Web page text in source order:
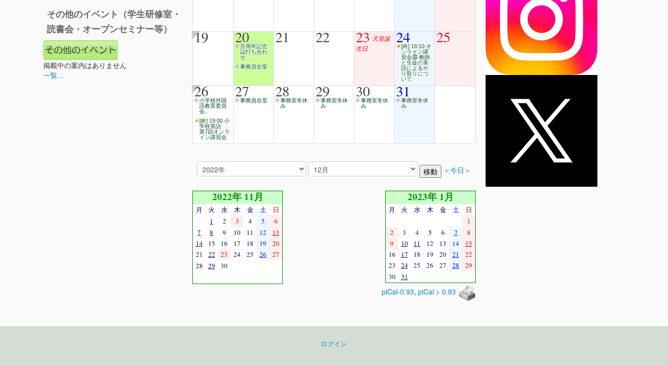
その他のイベント（学生研修室・
読書会・オープンセミナー等）
掲載中の案内はありません
一覧...
19 20
百周年記念
誌打ち合わ
せ
事務員在室
21 22 23 天皇誕
生日
24
[終] 18:10 オ
ンライン講
習会㉚ 教師
と生徒の英
語によるや
り取りにつ
いて
25
26
小学校外国
語教育委員
会..
[終] 19:00 小
学校英語
第7回オンラ
イン講習会
27
事務員在室 28
事務室冬休
み
29
事務室冬休
み
30
事務室冬休
み
31
事務室冬休
み
＜今日＞
2022年 11月
月 火 水 木 金 土
日
1
2 3 4 5
6
7
8 9 10 11 12
13
14
15 16 17 18 19
20
21
22 23 24 25 26
27
28
29 30
2023年 1月
月 火 水 木 金 土
日
1
2
3 4 5 6 7
8
9
10 11 12 13 14
15
16
17 18 19 20 21
22
23
24 25 26 27 28
29
30
31
piCal-0.93, piCal > 0.93
ログイン